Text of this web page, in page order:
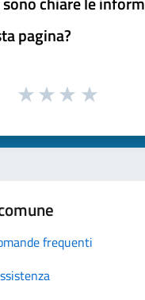
pagina?
frequenti